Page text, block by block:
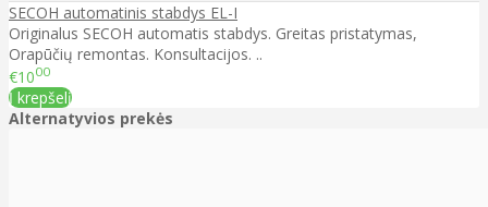
SECOH automatinis stabdys EL-I
Originalus SECOH automatis stabdys. Greitas pristatymas,
Orapūčių remontas. Konsultacijos. ..
€1000
Į krepšelį
Alternatyvios prekės